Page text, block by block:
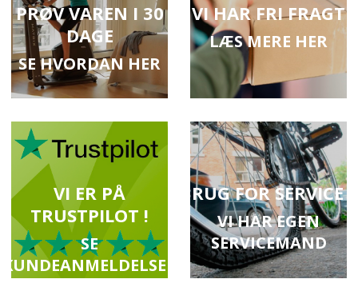
PRØV VAREN I 30
DAGE
SE HVORDAN HER
VI HAR FRI FRAGT
LÆS MERE HER
VI ER PÅ
TRUSTPILOT !
SE
KUNDEANMELDELSER
BRUG FOR SERVICE ?
VI HAR EGEN
SERVICEMAND